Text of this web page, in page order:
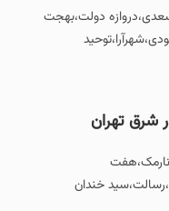
دولت،بهجت
شرق تهران
خندان